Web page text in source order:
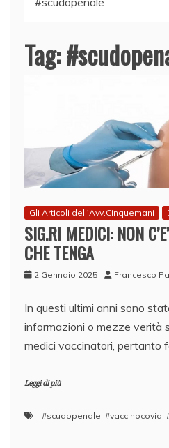
Tag:
Gli Articoli dell'Avv.Cinquemani
SIG.RI MEDICI: NON
CHE TENGA
2 Gennaio 2025 Francesco
In questi ultimi anni sono
informazioni o mezze verità
medici vaccinatori, pertanto
Leggi di più
#scudopenale, #vaccinocovid,